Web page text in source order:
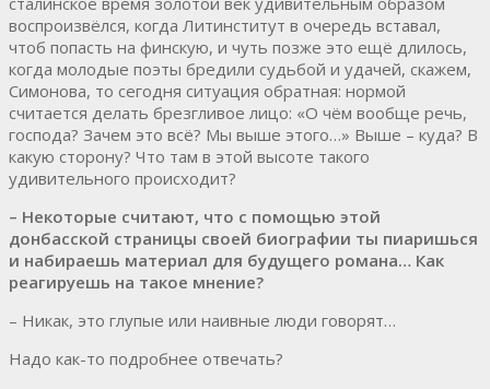
воспроизвёлся, когда Литинститут в очередь вставал,
чтоб попасть на финскую, и чуть позже это ещё длилось,
когда молодые поэты бредили судьбой и удачей, скажем,
Симонова, то сегодня ситуация обратная: нормой
считается делать брезгливое лицо: «О чём вообще речь,
господа? Зачем это всё? Мы выше этого…» Выше – куда? В
какую сторону? Что там в этой высоте такого
удивительного происходит?
– Некоторые считают, что с помощью этой
донбасской страницы своей биографии ты пиаришься
и набираешь материал для будущего романа… Как
реагируешь на такое мнение?
– Никак, это глупые или наивные люди говорят…
Надо как-то подробнее отвечать?